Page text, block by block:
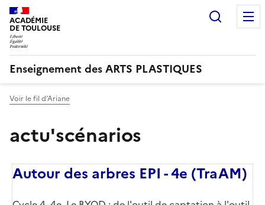
ACADÉMIE
DE TOULOUSE
Enseignement des ARTS PLASTIQUES
Voir le fil d’Ariane
actu'scénarios
Autour des arbres EPI - 4e (TraAM)